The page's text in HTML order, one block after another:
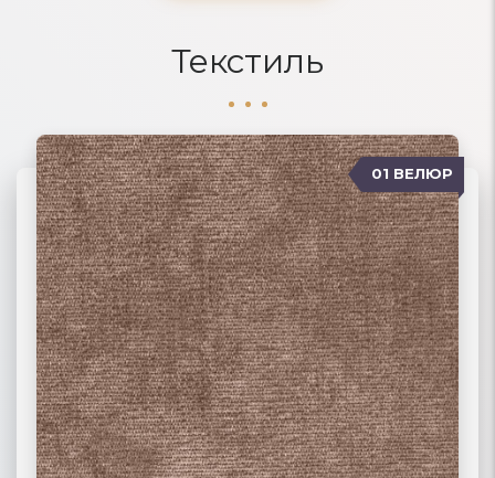
Текстиль
06 ЖАККАРД 01 ВЕЛЮР
02 РОГОЖКА
03 ФЛОК